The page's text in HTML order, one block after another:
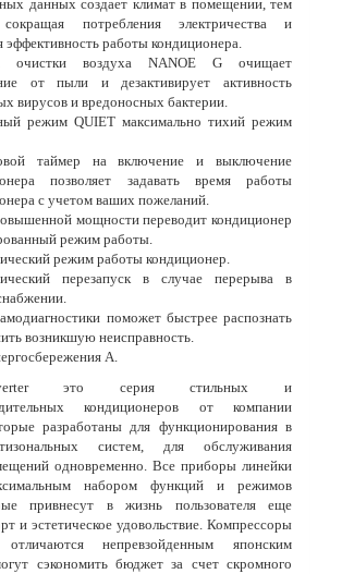
данных создает климат в помещении, тем
потребления электричества и
работы кондиционера.
очистки воздуха NANOE G очищает
от пыли и дезактивирует активность
вирусов и вредоносных бактерии.
режим QUIET максимально тихий режим
таймер на включение и выключение
позволяет задавать время работы
с учетом ваших пожеланий.
мощности переводит кондиционер
режим работы.
режим работы кондиционер.
перезапуск в случае перерыва в
поможет быстрее распознать
возникшую неисправность.
А.
это серия стильных и
кондиционеров от компании
разработаны для функционирования в
систем, для обслуживания
одновременно. Все приборы линейки
набором функций и режимов
привнесут в жизнь пользователя еще
и эстетическое удовольствие. Компрессоры
отличаются непревзойденным японским
сэкономить бюджет за счет скромного